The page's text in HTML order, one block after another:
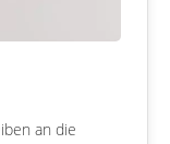
an die